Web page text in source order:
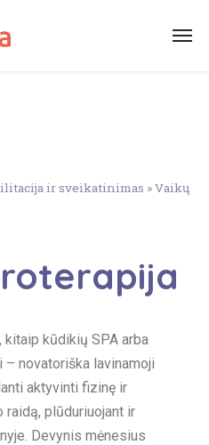
ir sveikatinimas »Vaikų
kitaip kūdikių SPA arba
novatoriška lavinamoji
aktyvinti fizinę ir
plūduriuojant ir
Devynis mėnesius